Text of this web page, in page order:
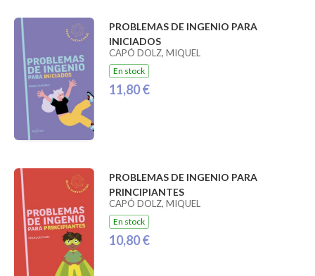
PROBLEMAS DE INGENIO PARA
INICIADOS
CAPÓ DOLZ, MIQUEL
En stock
11,80 €
PROBLEMAS DE INGENIO PARA
PRINCIPIANTES
CAPÓ DOLZ, MIQUEL
En stock
10,80 €